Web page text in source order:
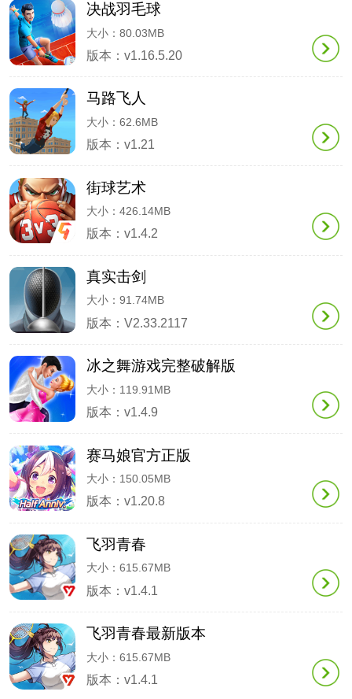
决战羽毛球
大小：80.03MB
版本：v1.16.5.20
马路飞人
大小：62.6MB
版本：v1.21
街球艺术
大小：426.14MB
版本：v1.4.2
真实击剑
大小：91.74MB
版本：V2.33.2117
冰之舞游戏完整破解版
大小：119.91MB
版本：v1.4.9
赛马娘官方正版
大小：150.05MB
版本：v1.20.8
飞羽青春
大小：615.67MB
版本：v1.4.1
飞羽青春最新版本
大小：615.67MB
版本：v1.4.1